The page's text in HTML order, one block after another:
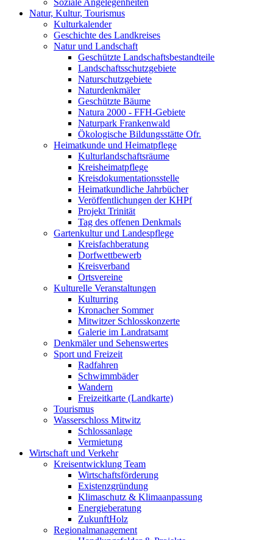
Soziale Angelegenheiten
Natur, Kultur, Tourismus
Kulturkalender
Geschichte des Landkreises
Natur und Landschaft
Geschützte Landschaftsbestandteile
Landschaftsschutzgebiete
Naturschutzgebiete
Naturdenkmäler
Geschützte Bäume
Natura 2000 - FFH-Gebiete
Naturpark Frankenwald
Ökologische Bildungsstätte Ofr.
Heimatkunde und Heimatpflege
Kulturlandschaftsräume
Kreisheimatpflege
Kreisdokumentationsstelle
Heimatkundliche Jahrbücher
Veröffentlichungen der KHPf
Projekt Trinität
Tag des offenen Denkmals
Gartenkultur und Landespflege
Kreisfachberatung
Dorfwettbewerb
Kreisverband
Ortsvereine
Kulturelle Veranstaltungen
Kulturring
Kronacher Sommer
Mitwitzer Schlosskonzerte
Galerie im Landratsamt
Denkmäler und Sehenswertes
Sport und Freizeit
Radfahren
Schwimmbäder
Wandern
Freizeitkarte (Landkarte)
Tourismus
Wasserschloss Mitwitz
Schlossanlage
Vermietung
Wirtschaft und Verkehr
Kreisentwicklung Team
Wirtschaftsförderung
Existenzgründung
Klimaschutz & Klimaanpassung
Energieberatung
ZukunftHolz
Regionalmanagement